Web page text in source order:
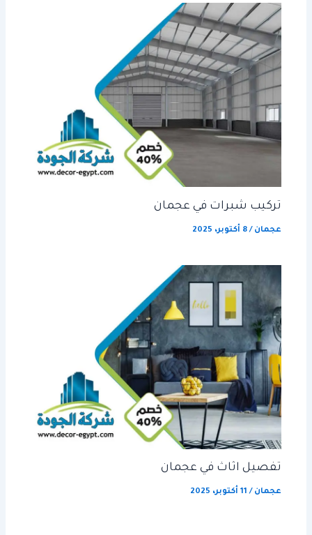
تركيب شبرات في عجمان
عجمان /8 أكتوبر، 2025
تفصيل اثاث في عجمان
عجمان / 11 أكتوبر، 2025